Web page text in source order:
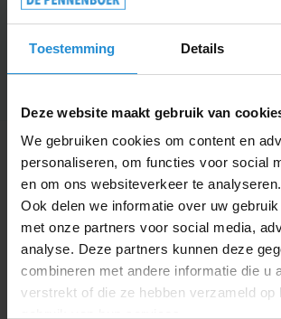
Toestemming Details
Deze website maakt gebruik van
We gebruiken cookies om content en
personaliseren, om functies voor social
en om ons websiteverkeer te analyseren.
Ook delen we informatie over uw
met onze partners voor social media,
analyse. Deze partners kunnen deze
combineren met andere informatie die u
verstrekt of die ze hebben verzameld op
Thomas
Alle informatie
Over dit artikel
Een Bluetooth key-findergadget
camerasluiter, in ronde kunststof
voorzien van een koord en metalen
en werkt op een knoopcelbatterij.